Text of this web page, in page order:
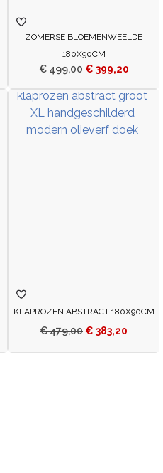
ZOMERSE BLOEMENWEELDE
180X90CM
€499,00 € 399,20
KLAPROZEN ABSTRACT 180X90CM
€479,00 € 383,20